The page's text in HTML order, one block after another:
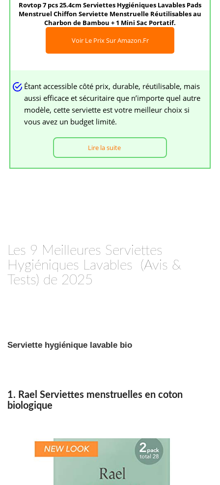
Rovtop 7 pcs 25.4cm Serviettes Hygiéniques Lavables Pads
Menstruel Chiffon Serviette Menstruelle Réutilisables au
Charbon de Bambou + 1 Mini Sac Portatif.
Voir Le Prix Sur Amazon.fr
Étant accessible côté prix, durable, réutilisable, mais
aussi efficace et sécuritaire que n’importe quel autre
modèle, cette serviette est votre meilleur choix si
vous avez un budget limité.
Lire la suite
Les 9 Meilleures Serviettes
Hygiéniques Lavables (Avis &
Tests) de 2025
Serviette hygiénique lavable bio
1. Rael Serviettes menstruelles en coton
biologique